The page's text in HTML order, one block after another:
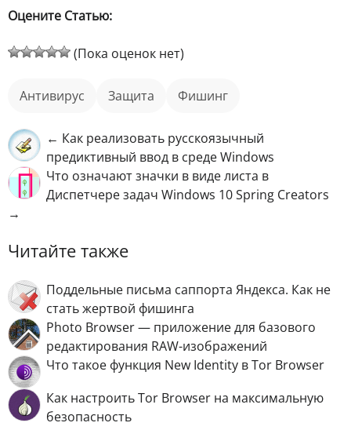
Оцените Статью:
(Пока оценок нет)
антивирус Защита фишинг
← Как реализовать русскоязычный
предиктивный ввод в среде Windows
Что означают значки в виде листа в
Диспетчере задач Windows 10 Spring Crеаtors
→
Читайте также
Поддельные письма саппорта Яндекса. Как не
стать жертвой фишинга
Photo Browser — приложение для базового
редактирования RAW-изображений
Что такое функция New Identity в Tor Browser
Как настроить Tor Browser на максимальную
безопасность